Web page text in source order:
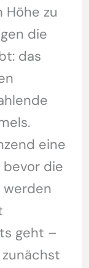
zu
die
das
eine
die
werden
geht –